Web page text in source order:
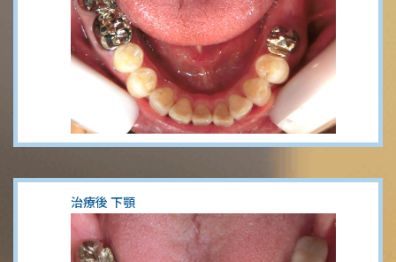
治療後 下顎